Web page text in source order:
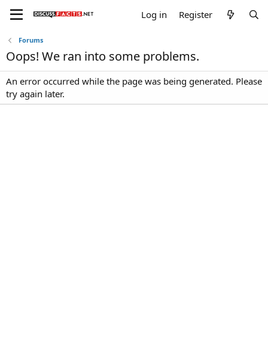
Log in Register
Forums
Oops! We ran into some problems.
An error occurred while the page was being generated. Please
try again later.